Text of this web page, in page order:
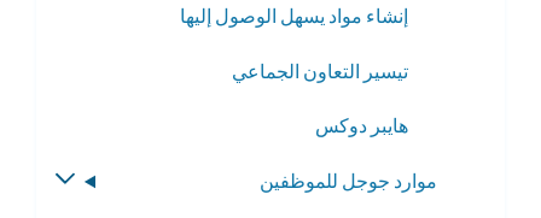
إنشاء مواد يسهل الوصول إليها
تيسير التعاون الجماعي
هايبر دوكس
موارد جوجل للموظفين